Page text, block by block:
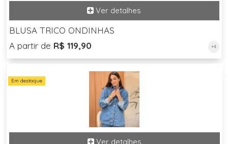
BLUSA TRICO ONDINHAS
A partir de R$ 119,90 +4
Em destaque